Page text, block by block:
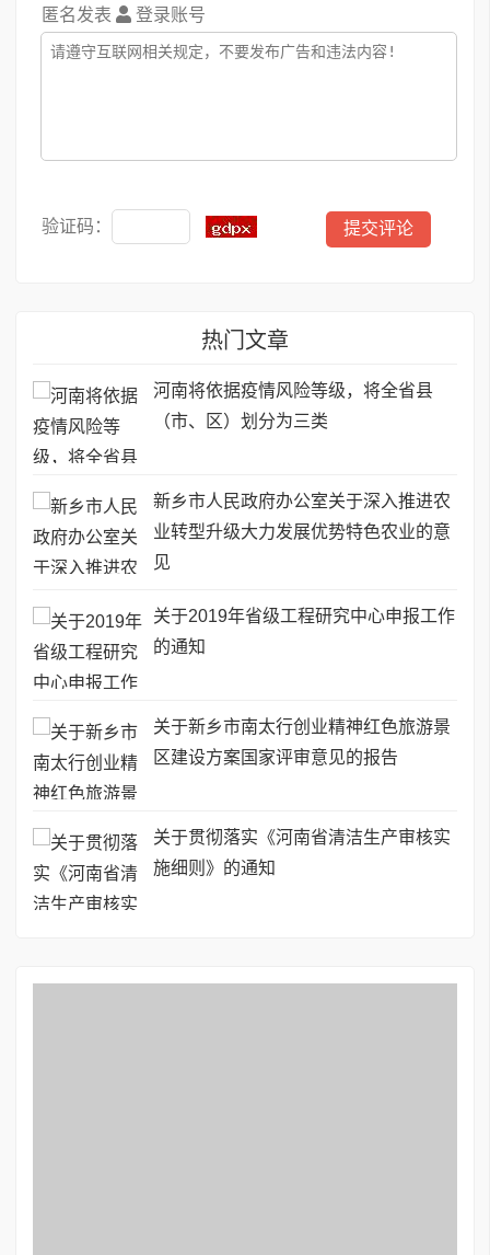
匿名发表 登录账号
验证码：
热门文章
河南将依据疫情风险等级，将全省县
（市、区）划分为三类
新乡市人民政府办公室关于深入推进农
业转型升级大力发展优势特色农业的意
见
关于2019年省级工程研究中心申报工作
的通知
关于新乡市南太行创业精神红色旅游景
区建设方案国家评审意见的报告
关于贯彻落实《河南省清洁生产审核实
施细则》的通知